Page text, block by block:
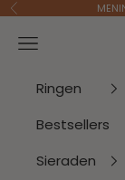
Naar inhoud
Vorige
Ringen
Bestsellers
Sieraden